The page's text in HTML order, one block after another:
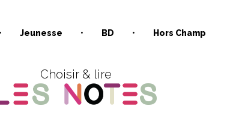
Jeunesse BD Hors Champ
Choisir & lire